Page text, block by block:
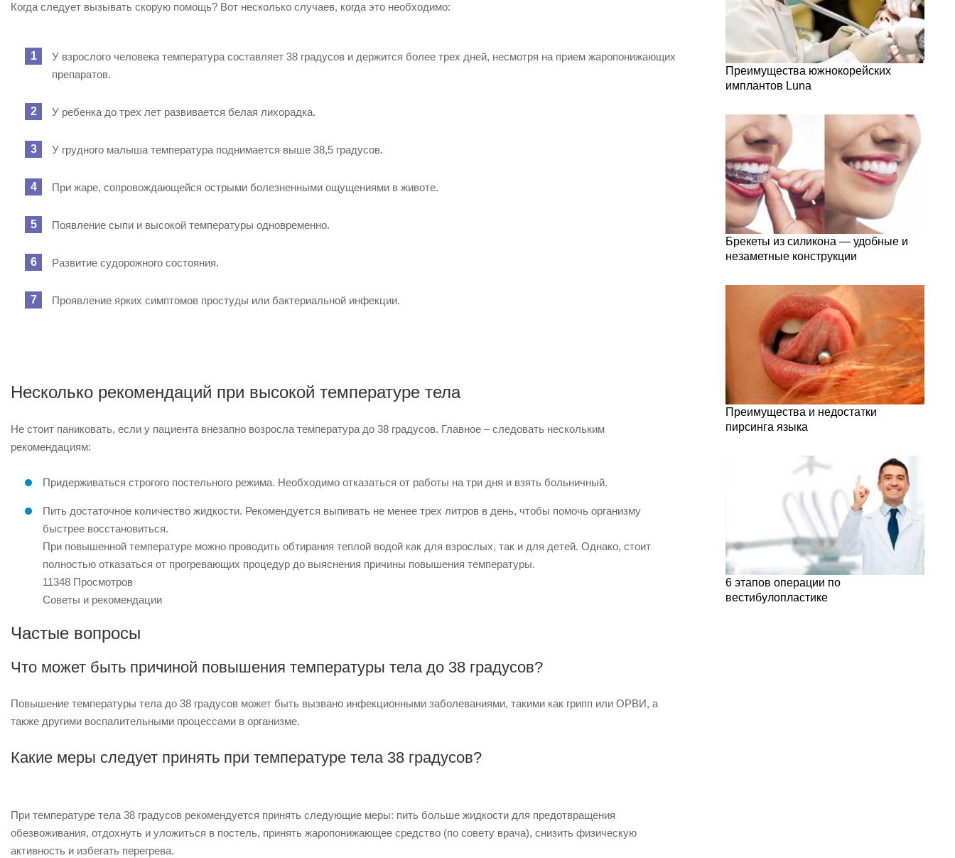
Когда следует вызывать скорую помощь? Вот несколько случаев, когда это необходимо:
У взрослого человека температура составляет 38 градусов и держится более трех дней, несмотря на прием жаропонижающих
препаратов.
У ребенка до трех лет развивается белая лихорадка.
У грудного малыша температура поднимается выше 38,5 градусов.
При жаре, сопровождающейся острыми болезненными ощущениями в животе.
Появление сыпи и высокой температуры одновременно.
Развитие судорожного состояния.
Проявление ярких симптомов простуды или бактериальной инфекции.
Несколько рекомендаций при высокой температуре тела
Не стоит паниковать, если у пациента внезапно возросла температура до 38 градусов. Главное – следовать нескольким
рекомендациям:
Придерживаться строгого постельного режима. Необходимо отказаться от работы на три дня и взять больничный.
Пить достаточное количество жидкости. Рекомендуется выпивать не менее трех литров в день, чтобы помочь организму
быстрее восстановиться.
При повышенной температуре можно проводить обтирания теплой водой как для взрослых, так и для детей. Однако, стоит
полностью отказаться от прогревающих процедур до выяснения причины повышения температуры.
11348 Просмотров
Советы и рекомендации
Частые вопросы
Что может быть причиной повышения температуры тела до 38 градусов?
Повышение температуры тела до 38 градусов может быть вызвано инфекционными заболеваниями, такими как грипп или ОРВИ, а
также другими воспалительными процессами в организме.
Какие меры следует принять при температуре тела 38 градусов?
При температуре тела 38 градусов рекомендуется принять следующие меры: пить больше жидкости для предотвращения
обезвоживания, отдохнуть и уложиться в постель, принять жаропонижающее средство (по совету врача), снизить физическую
активность и избегать перегрева.
Преимущества южнокорейских
имплантов Luna
Брекеты из силикона — удобные и
незаметные конструкции
Преимущества и недостатки
пирсинга языка
6 этапов операции по
вестибулопластике